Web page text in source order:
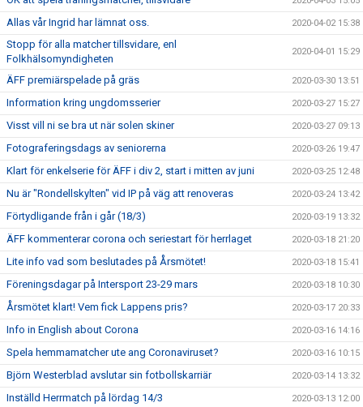
Allas vår Ingrid har lämnat oss. 2020-04-02 15:38
Stopp för alla matcher tillsvidare, enl
Folkhälsomyndigheten
2020-04-01 15:29
ÄFF premiärspelade på gräs 2020-03-30 13:51
Information kring ungdomsserier 2020-03-27 15:27
Visst vill ni se bra ut när solen skiner 2020-03-27 09:13
Fotograferingsdags av seniorerna 2020-03-26 19:47
Klart för enkelserie för ÄFF i div 2, start i mitten av juni 2020-03-25 12:48
Nu är "Rondellskylten" vid IP på väg att renoveras 2020-03-24 13:42
Förtydligande från i går (18/3) 2020-03-19 13:32
ÄFF kommenterar corona och seriestart för herrlaget 2020-03-18 21:20
Lite info vad som beslutades på Årsmötet! 2020-03-18 15:41
Föreningsdagar på Intersport 23-29 mars 2020-03-18 10:30
Årsmötet klart! Vem fick Lappens pris? 2020-03-17 20:33
Info in English about Corona 2020-03-16 14:16
Spela hemmamatcher ute ang Coronaviruset? 2020-03-16 10:15
Björn Westerblad avslutar sin fotbollskarriär 2020-03-14 13:32
Inställd Herrmatch på lördag 14/3 2020-03-13 12:00